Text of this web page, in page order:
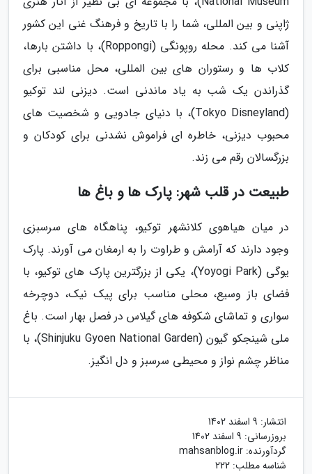
ژاپنی و بین المللی، شما را با تاریخ و فرهنگ غنی این کشور
آشنا می کند. محله روپونگی (Roppongi)، با داشتن بارها،
کلاب ها و رستوران های بین المللی، محل مناسبی برای
گذراندن یک شب به یاد ماندنی است. دیزنی لند توکیو
(Tokyo Disneyland)، با دنیای جادویی و شخصیت های
محبوب دیزنی، خاطره ای فراموش نشدنی برای کودکان و
بزرگسالان رقم می زند.
طبیعت در قلب شهر: پارک ها و باغ ها
در میان هیاهوی کلانشهر توکیو، پناهگاه های سرسبزی
وجود دارند که آرامش و طراوت را به ارمغان می آورند. پارک
یوگی (Yoyogi Park)، یکی از بزرگترین پارک های توکیو، با
فضای باز وسیع، محلی مناسب برای پیک نیک، دوچرخه
سواری و تماشای شکوفه های گیلاس در فصل بهار است. باغ
ملی شینجکو گیون (Shinjuku Gyoen National Garden)، با
مناظر چشم نواز و محیطی سرسبز و دل انگیز.
انتشار: 9 اسفند 1402
بروزرسانی: 9 اسفند 1402
گردآورنده: mahsanblog.ir
شناسه مطلب: 222